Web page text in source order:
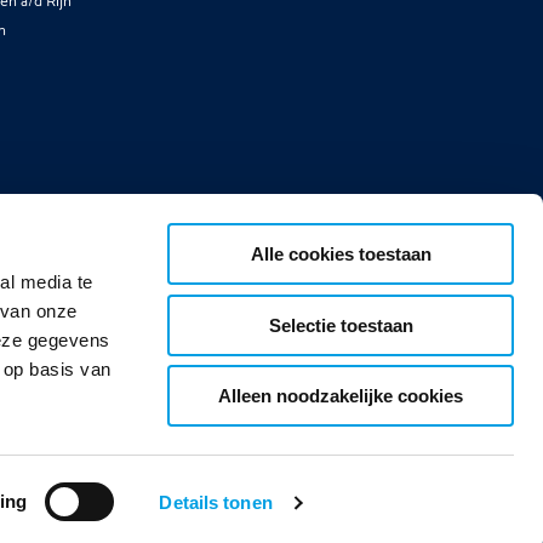
media te
onze
gegevens
basis van
Details tonen
Alle cookies toestaan
Selectie toestaan
Alleen noodzakelijke cookies